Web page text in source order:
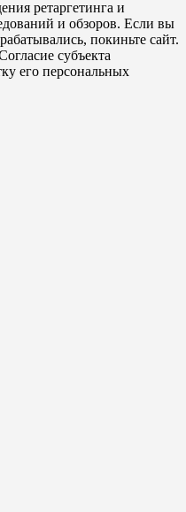
ретаргетинга и
и обзоров. Если вы
покиньте сайт.
субъекта
его персональных